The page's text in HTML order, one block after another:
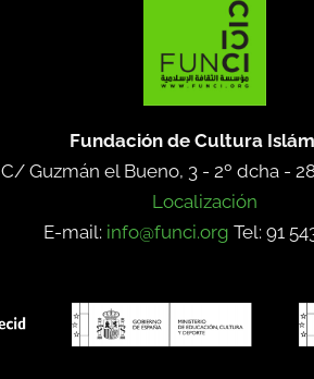
Fundación de Cultura
C/ Guzmán el Bueno, 3 - 2º dcha -
Localización
E-mail: info@funci.org Tel: 91